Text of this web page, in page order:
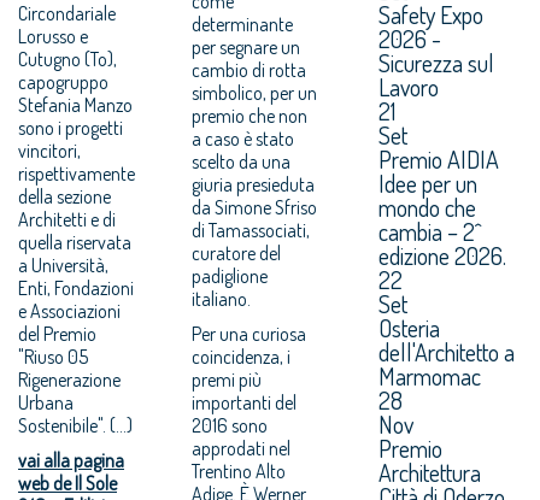
Circondariale
Lorusso e
Cutugno (To),
capogruppo
Stefania Manzo
sono i progetti
vincitori,
rispettivamente
della sezione
Architetti e di
quella riservata
a Università,
Enti, Fondazioni
e Associazioni
del Premio
"Riuso 05
Rigenerazione
Urbana
Sostenibile". (...)
vai alla pagina
web de Il Sole
determinante
per segnare un
cambio di rotta
simbolico, per un
premio che non
a caso è stato
scelto da una
giuria presieduta
da Simone Sfriso
di Tamassociati,
curatore del
padiglione
italiano.
Per una curiosa
coincidenza, i
premi più
importanti del
2016 sono
approdati nel
Trentino Alto
Adige. È Werner
Safety Expo
2026 -
Sicurezza sul
Lavoro
21
Set
Premio AIDIA
Idee per un
mondo che
cambia – 2^
edizione 2026.
22
Set
Osteria
dell'Architetto a
Marmomac
28
Nov
Premio
Architettura